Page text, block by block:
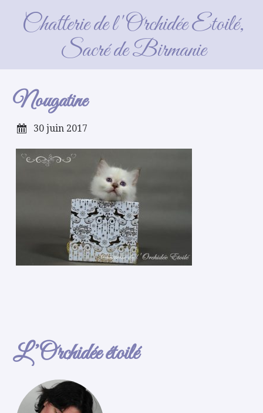
Chatterie de l'Orchidée Etoilé,
Sacré de Birmanie
Nougatine
Nougatine
30 juin 2017
L’Orchidée étoilé